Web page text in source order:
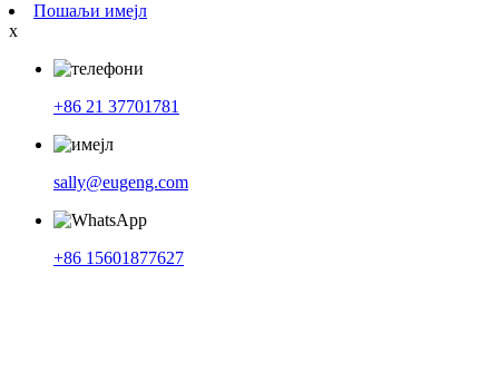
Пошаљи имејл
x
+86 21 37701781
sally@eugeng.com
+86 15601877627